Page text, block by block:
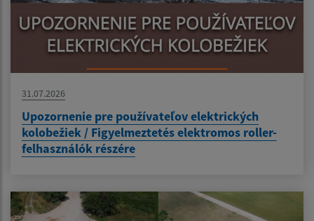
31.07.2026
Upozornenie pre používateľov elektrických
kolobežiek / Figyelmeztetés elektromos roller-
felhasználók részére